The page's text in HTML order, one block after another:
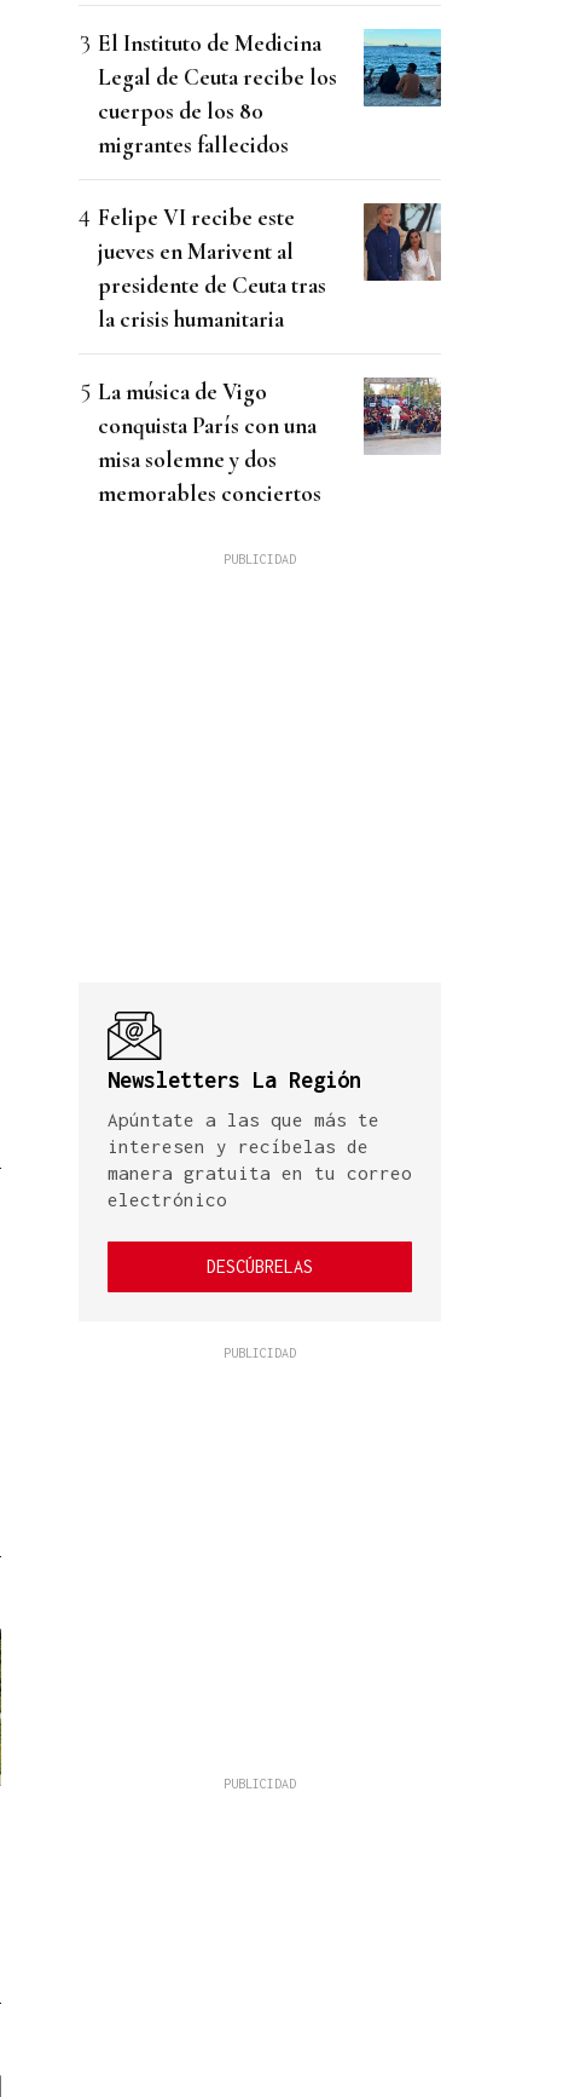
El Instituto de Medicina
Legal de Ceuta recibe los
cuerpos de los 80
migrantes fallecidos
Felipe VI recibe este
jueves en Marivent al
presidente de Ceuta tras
la crisis humanitaria
La música de Vigo
conquista París con una
misa solemne y dos
memorables conciertos
Newsletters La Región
Apúntate a las que más te
interesen y recíbelas de
manera gratuita en tu correo
electrónico
DESCÚBRELAS